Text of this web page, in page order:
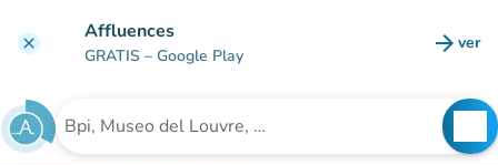
clear Affluences
GRATIS – Google Play arrow_forward ver
Buscar un establecimiento